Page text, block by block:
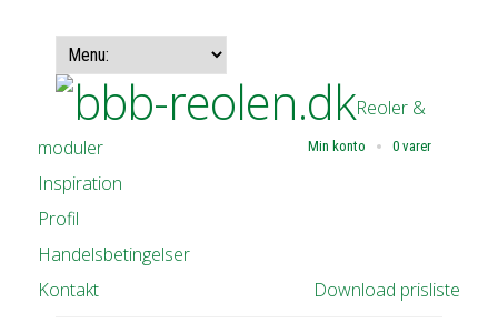
Min konto 0 varer
Reoler &
moduler
Inspiration
Profil
Handelsbetingelser
Download prisliste
Kontakt